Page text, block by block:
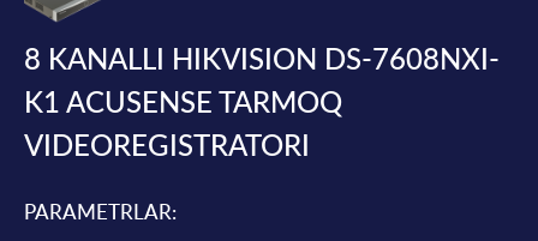
8 KANALLI HIKVISION DS-7608NXI-
K1 ACUSENSE TARMOQ
VIDEOREGISTRATORI
PARAMETRLAR: